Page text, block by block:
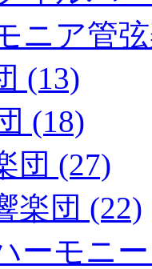
ニア管
(13)
(18)
団 (27)
楽団 (22)
ーモニ